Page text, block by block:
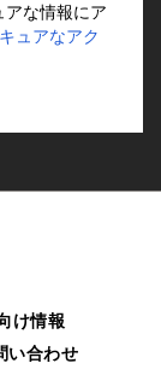
な情報にア
ュアなアク
け情報
い合わせ